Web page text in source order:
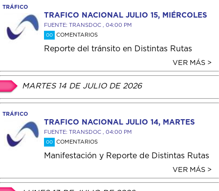
TRÁFICO
TRAFICO NACIONAL JULIO 15, MIÉRCOLES
FUENTE: TRANSDOC , 04:00 PM
00 COMENTARIOS
Reporte del tránsito en Distintas Rutas
VER MÁS >
MARTES 14 DE JULIO DE 2026
TRÁFICO
TRAFICO NACIONAL JULIO 14, MARTES
FUENTE: TRANSDOC , 04:00 PM
00 COMENTARIOS
Manifestación y Reporte de Distintas Rutas
VER MÁS >